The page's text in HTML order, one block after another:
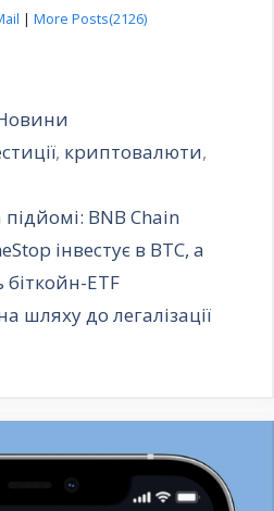
| More Posts(2126)
, криптовалюти,
BNB Chain
інвестує в BTC, а
ETF
шляху до легалізації